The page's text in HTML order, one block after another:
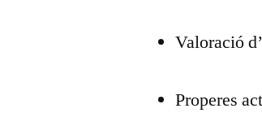
Valoració
Properes